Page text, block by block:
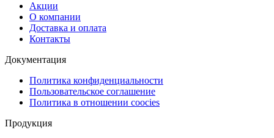
Акции
О компании
Доставка и оплата
Контакты
Документация
Политика конфиденциальности
Пользовательское соглашение
Политика в отношении coocies
Продукция